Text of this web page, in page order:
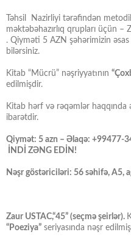
Təhsil Nazirliyi tərəfindən
məktəbəhazırlıq qrupları üçün –
. Qiyməti 5 AZN şəhərimizin
bilərsiniz.
Kitab “Mücrü” nəşriyyatının
edilmişdir.
Kitab hərf və rəqəmlər
ibarətdir.
Qiymət: 5 azn – Əlaqə: +99477-
İNDİ ZƏNG EDİN!
Nəşr göstəriciləri: 56 səhifə, A5,
Zaur USTAC,“45” (seçmə şeirlər).
“Poeziya” seriyasında nəşr